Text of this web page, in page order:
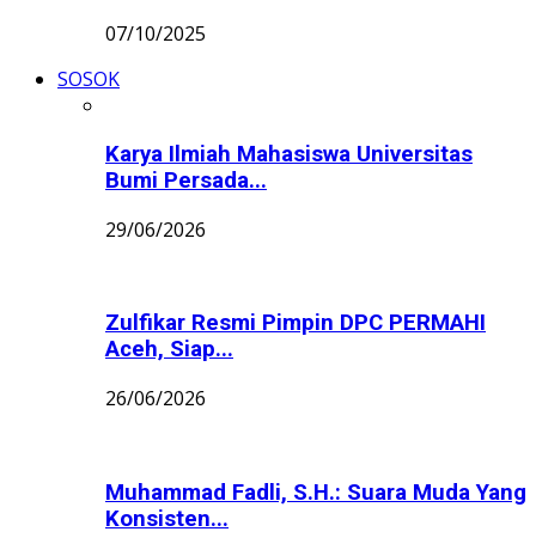
07/10/2025
SOSOK
Karya Ilmiah Mahasiswa Universitas
Bumi Persada...
29/06/2026
Zulfikar Resmi Pimpin DPC PERMAHI
Aceh, Siap...
26/06/2026
Muhammad Fadli, S.H.: Suara Muda Yang
Konsisten...